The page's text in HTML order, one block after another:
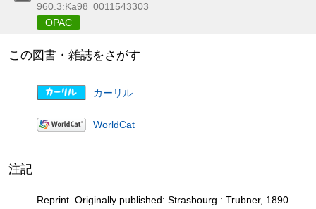
960.3:Ka98 0011543303
OPAC
この図書・雑誌をさがす
カーリル
WorldCat
注記
Reprint. Originally published: Strasbourg : Trubner, 1890